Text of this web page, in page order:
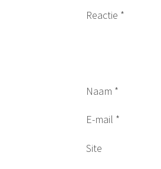
Reactie *
Naam *
E-mail *
Site